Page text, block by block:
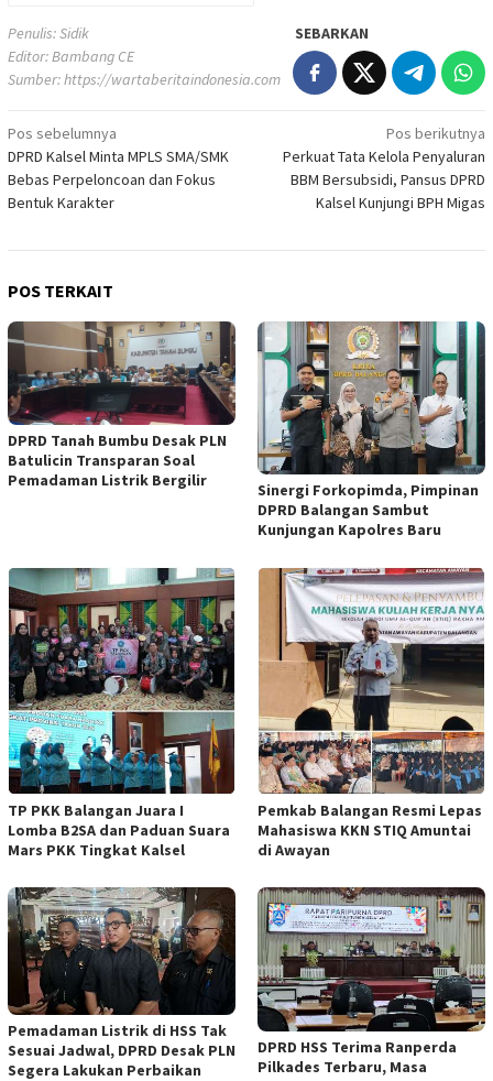
Penulis: Sidik
Editor: Bambang CE
Sumber:https://wartaberitaindonesia.com
SEBARKAN
Navigasi
pos
Pos sebelumnya
DPRD Kalsel Minta MPLS SMA/SMK
Bebas Perpeloncoan dan Fokus
Bentuk Karakter
Pos berikutnya
Perkuat Tata Kelola Penyaluran
BBM Bersubsidi, Pansus DPRD
Kalsel Kunjungi BPH Migas
POS TERKAIT
DPRD Tanah Bumbu Desak PLN
Batulicin Transparan Soal
Pemadaman Listrik Bergilir
Sinergi Forkopimda, Pimpinan
DPRD Balangan Sambut
Kunjungan Kapolres Baru
TP PKK Balangan Juara I
Lomba B2SA dan Paduan Suara
Mars PKK Tingkat Kalsel
Pemkab Balangan Resmi Lepas
Mahasiswa KKN STIQ Amuntai
di Awayan
Pemadaman Listrik di HSS Tak
Sesuai Jadwal, DPRD Desak PLN
Segera Lakukan Perbaikan
DPRD HSS Terima Ranperda
Pilkades Terbaru, Masa